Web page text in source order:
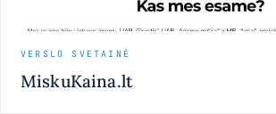
VERSLO SVETAINĖ
MiskuKaina.lt